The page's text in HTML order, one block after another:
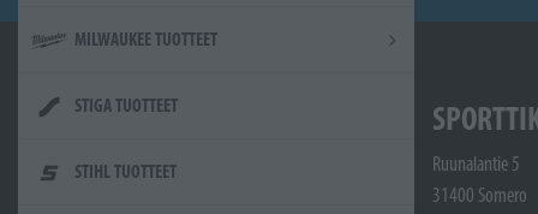
MILWAUKEE TUOTTEET
STIGA TUOTTEET
STIHL TUOTTEET
Ruunalantie 5
31400 Somero